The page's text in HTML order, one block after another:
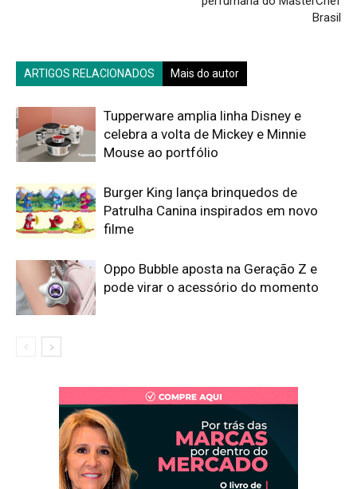
Brasil
ARTIGOS RELACIONADOS Mais do autor
Tupperware amplia linha Disney e
celebra a volta de Mickey e Minnie
Mouse ao portfólio
Burger King lança brinquedos de
Patrulha Canina inspirados em novo
filme
Oppo Bubble aposta na Geração Z e
pode virar o acessório do momento